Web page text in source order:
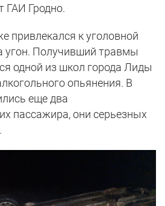
ГАИ Гродно.
привлекался к уголовной
угон. Получивший травмы
одной из школ города Лиды
опьянения. В
еще два
пассажира, они серьезных